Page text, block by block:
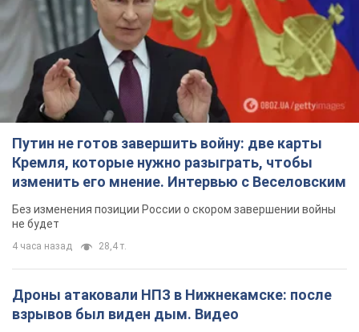
Путин не готов завершить войну: две карты
Кремля, которые нужно разыграть, чтобы
изменить его мнение. Интервью с Веселовским
Без изменения позиции России о скором завершении войны
не будет
4 часа назад 28,4 т.
Дроны атаковали НПЗ в Нижнекамске: после
взрывов был виден дым. Видео